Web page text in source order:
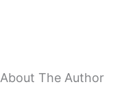
About The Author